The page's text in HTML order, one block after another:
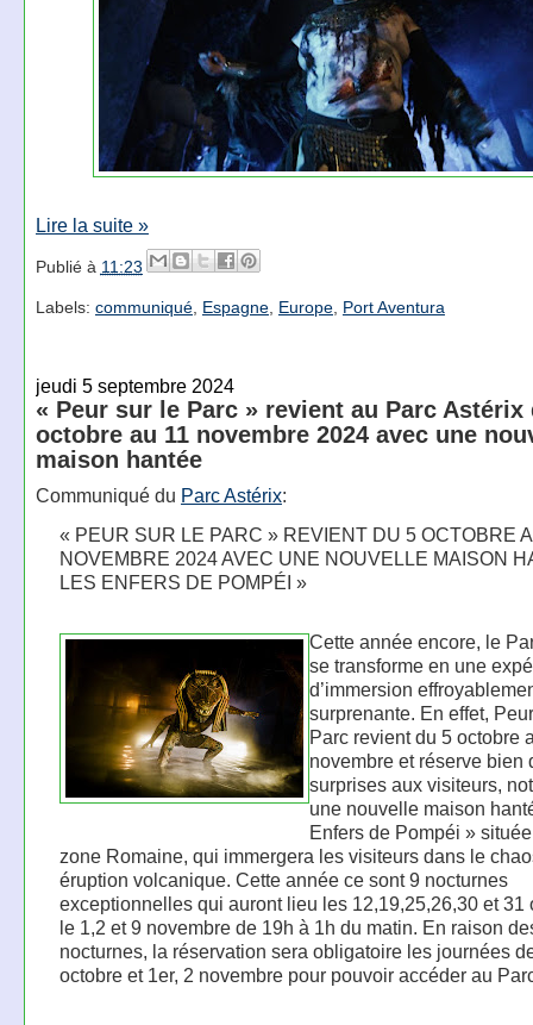
Lire la suite »
Publié à 11:23
Labels: communiqué, Espagne, Europe, Port Aventura
jeudi 5 septembre 2024
« Peur sur le Parc » revient au Parc Astérix
octobre au 11 novembre 2024 avec une
maison hantée
Communiqué du Parc Astérix:
« PEUR SUR LE PARC » REVIENT DU 5 OCTOBRE
NOVEMBRE 2024 AVEC UNE NOUVELLE MAISON
LES ENFERS DE POMPÉI »
Cette année encore, le
se transforme en une
d’immersion
surprenante. En effet,
Parc revient du 5 octobre
novembre et réserve bien
surprises aux visiteurs,
une nouvelle maison
Enfers de Pompéi »
zone Romaine, qui immergera les visiteurs dans le
éruption volcanique. Cette année ce sont 9 nocturnes
exceptionnelles qui auront lieu les 12,19,25,26,30 et 31
le 1,2 et 9 novembre de 19h à 1h du matin. En raison
nocturnes, la réservation sera obligatoire les journées
octobre et 1er, 2 novembre pour pouvoir accéder au